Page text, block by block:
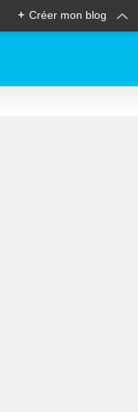
+ Créer mon blog